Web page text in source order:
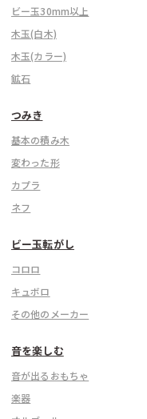
ビー玉30mm以上
木玉(白木)
木玉(カラー)
鉱石
つみき
基本の積み木
変わった形
カプラ
ネフ
ビー玉転がし
コロロ
キュボロ
その他のメーカー
音を楽しむ
音が出るおもちゃ
楽器